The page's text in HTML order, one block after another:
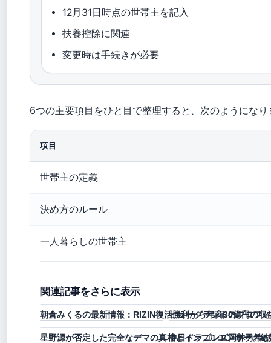
12月31日時点の世帯主を記入
扶養控除に関連
変更時は手続きが必要
6つの主要項目をひと目で整理すると、次のようになり
項目
世帯主の定義
決め方のルール
一人暮らしの世帯主
関連記事をさらに表示
朝倉みくるの最新情報：RIZIN復活勝利から年商30億円の
ヒューグラントのプロフ
星野源が否定した完全なデマの真相とインフルエンサー、
中日ドラゴンズ岡林勇希